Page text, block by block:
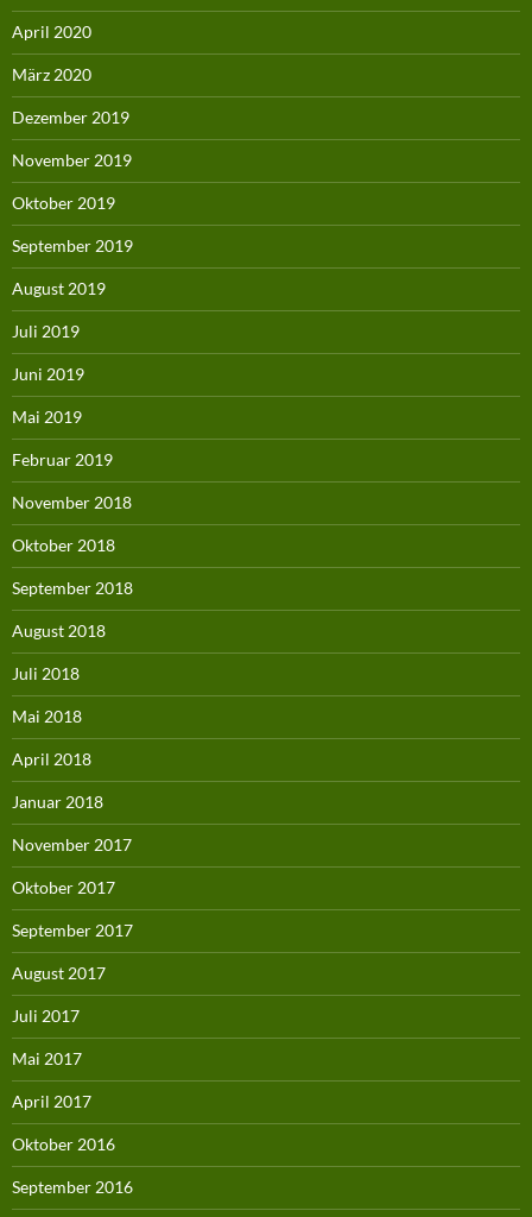
April 2020
März 2020
Dezember 2019
November 2019
Oktober 2019
September 2019
August 2019
Juli 2019
Juni 2019
Mai 2019
Februar 2019
November 2018
Oktober 2018
September 2018
August 2018
Juli 2018
Mai 2018
April 2018
Januar 2018
November 2017
Oktober 2017
September 2017
August 2017
Juli 2017
Mai 2017
April 2017
Oktober 2016
September 2016